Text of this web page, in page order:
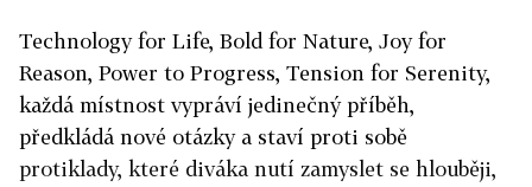
Technology for Life, Bold for Nature, Joy for
Reason, Power to Progress, Tension for Serenity,
každá místnost vypráví jedinečný příběh,
předkládá nové otázky a staví proti sobě
protiklady, které diváka nutí zamyslet se hlouběji,